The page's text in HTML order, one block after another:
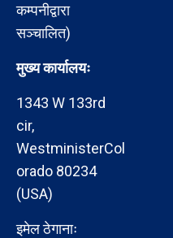
कम्पनीद्वारा
सञ्चालित)
मुख्य कार्यालयः
1343 W 133rd
cir,
WestministerCol
orado 80234
(USA)
इमेल ठेगानाः